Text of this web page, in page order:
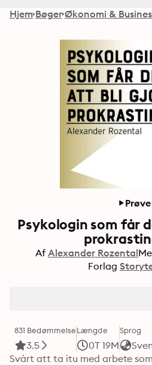
Hjem Bøger Økonomi &
Prøve
Psykologin som får
Af Alexander Rozental
Forlag
831 Bedømmelse
3.5
Længde
0T 19M
Sprog
Svårt att ta itu med arbete